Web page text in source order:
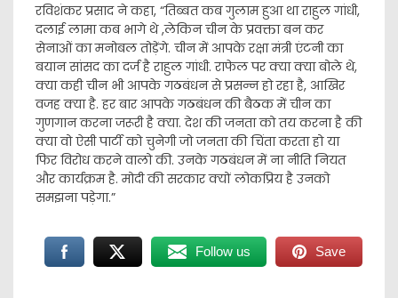
रविशंकर प्रसाद ने कहा, “तिब्बत कब गुलाम हुआ था राहुल गांधी,
दलाई लामा कब भागे थे ,लेकिन चीन के प्रवक्ता बन कर
सेनाओं का मनोबल तोड़ेंगे. चीन में आपके रक्षा मंत्री एंटनी का
बयान सांसद का दर्ज है राहुल गांधी. राफेल पर क्या क्या बोले थे,
क्या कही चीन भी आपके गठबंधन से प्रसन्न हो रहा है, आखिर
वजह क्या है. हर बार आपके गठबंधन की बैठक में चीन का
गुणगान करना जरूरी है क्या. देश की जनता को तय करना है की
क्या वो ऐसी पार्टी को चुनेगी जो जनता की चिंता करता हो या
फिर विरोध करने वालो की. उनके गठबंधन में ना नीति नियत
और कार्यक्रम है. मोदी की सरकार क्यों लोकप्रिय है उनको
समझना पड़ेगा.”
Follow us Save